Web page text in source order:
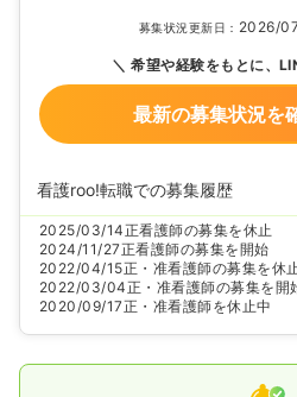
募集状況更新日： 2026/
希望や経験をもとに、
最新の募集状況を
看護roo!転職での募集履歴
2025/03/14正看護師の募集を休止
2024/11/27正看護師の募集を開始
2022/04/15正・准看護師の募集を休
2022/03/04正・准看護師の募集を開
2020/09/17正・准看護師を休止中